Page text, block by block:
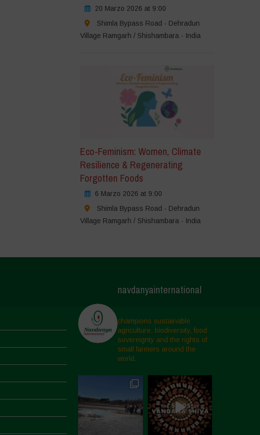
20 Marzo 2026 at 9:00
Shimla Bypass Road - Dehradun
Village Ramgarh / Shishambara - India
Eco-Feminism: Women, Climate
Resilience & Regenerating
Forgotten Foods
6 Marzo 2026 at 9:00
Shimla Bypass Road - Dehradun
Village Ramgarh / Shishambara - India
navdanyainternational
champions sustainable
agriculture, biodiversity, food
sovereignty and the rights of
small farmers around the
world.